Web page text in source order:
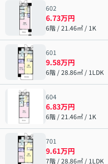
602
6.73万円
6階 / 21.46㎡ / 1K
601
9.58万円
6階 / 28.86㎡ / 1LDK
604
6.83万円
6階 / 21.46㎡ / 1K
701
9.61万円
7階 / 28.86㎡ / 1LDK